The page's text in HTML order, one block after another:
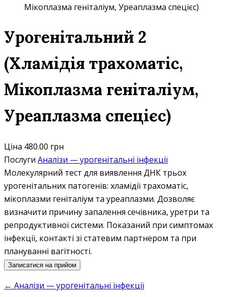
Мікоплазма геніталіум, Уреаплазма спецієс)
Урогенітальний 2
(Хламідія трахоматіс,
Мікоплазма геніталіум,
Уреаплазма спецієс)
Ціна 480.00 грн
Послуги Аналізи — урогенітальні інфекції
Молекулярний тест для виявлення ДНК трьох
урогенітальних патогенів: хламідії трахоматіс,
мікоплазми геніталіум та уреаплазми. Дозволяє
визначити причину запалення сечівника, уретри та
репродуктивної системи. Показаний при симптомах
інфекції, контакті зі статевим партнером та при
плануванні вагітності.
Записатися на прийом
← Аналізи — урогенітальні інфекції